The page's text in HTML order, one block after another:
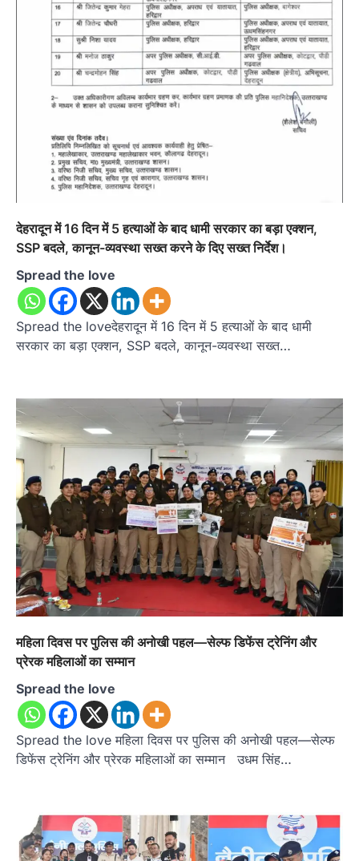
देहरादून में 16 दिन में 5 हत्याओं के बाद धामी सरकार का बड़ा एक्शन,
SSP बदले, कानून-व्यवस्था सख्त करने के दिए सख्त निर्देश।
Spread the love
Spread the loveदेहरादून में 16 दिन में 5 हत्याओं के बाद धामी
सरकार का बड़ा एक्शन, SSP बदले, कानून-व्यवस्था सख्त…
महिला दिवस पर पुलिस की अनोखी पहल—सेल्फ डिफेंस ट्रेनिंग और
प्रेरक महिलाओं का सम्मान
Spread the love
Spread the love महिला दिवस पर पुलिस की अनोखी पहल—सेल्फ
डिफेंस ट्रेनिंग और प्रेरक महिलाओं का सम्मान उधम सिंह…